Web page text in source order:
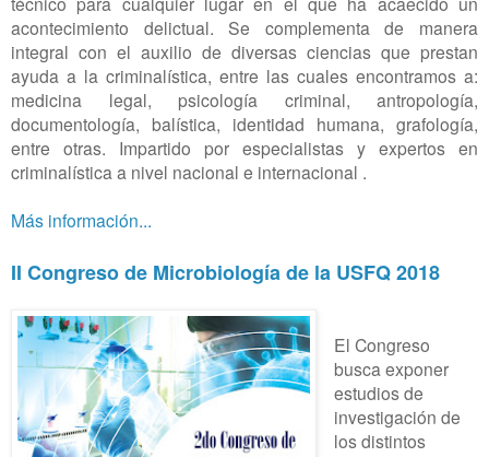
acontecimiento delictual. Se complementa de manera
integral con el auxilio de diversas ciencias que prestan
ayuda a la criminalística, entre las cuales encontramos a:
medicina legal, psicología criminal, antropología,
documentología, balística, identidad humana, grafología,
entre otras. Impartido por especialistas y expertos en
criminalística a nivel nacional e internacional .
Más información...
II Congreso de Microbiología de la USFQ 2018
El Congreso
busca exponer
estudios de
investigación de
los distintos